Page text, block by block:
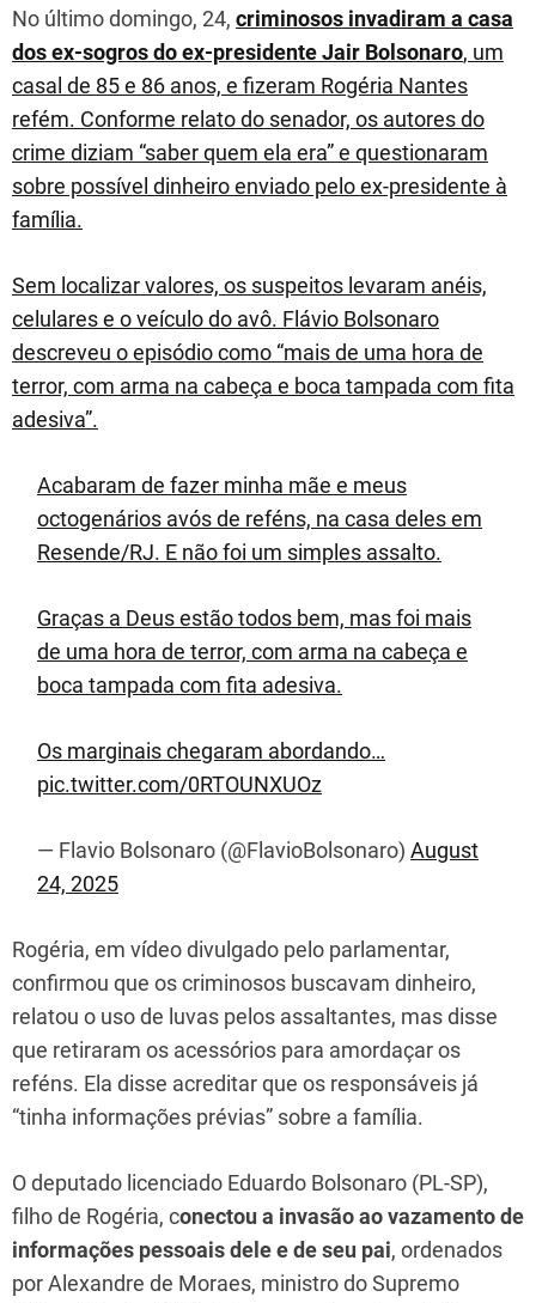
No último domingo, 24, criminosos invadiram a casa
dos ex-sogros do ex-presidente Jair Bolsonaro, um
casal de 85 e 86 anos, e fizeram Rogéria Nantes
refém. Conforme relato do senador, os autores do
crime diziam “saber quem ela era” e questionaram
sobre possível dinheiro enviado pelo ex-presidente à
família.
Sem localizar valores, os suspeitos levaram anéis,
celulares e o veículo do avô. Flávio Bolsonaro
descreveu o episódio como “mais de uma hora de
terror, com arma na cabeça e boca tampada com fita
adesiva”.
Acabaram de fazer minha mãe e meus
octogenários avós de reféns, na casa deles em
Resende/RJ. E não foi um simples assalto.
Graças a Deus estão todos bem, mas foi mais
de uma hora de terror, com arma na cabeça e
boca tampada com fita adesiva.
Os marginais chegaram abordando…
pic.twitter.com/0RTOUNXUOz
— Flavio Bolsonaro (@FlavioBolsonaro) August
24, 2025
Rogéria, em vídeo divulgado pelo parlamentar,
confirmou que os criminosos buscavam dinheiro,
relatou o uso de luvas pelos assaltantes, mas disse
que retiraram os acessórios para amordaçar os
reféns. Ela disse acreditar que os responsáveis já
“tinha informações prévias” sobre a família.
O deputado licenciado Eduardo Bolsonaro (PL-SP),
filho de Rogéria, conectou a invasão ao vazamento de
informações pessoais dele e de seu pai, ordenados
por Alexandre de Moraes, ministro do Supremo